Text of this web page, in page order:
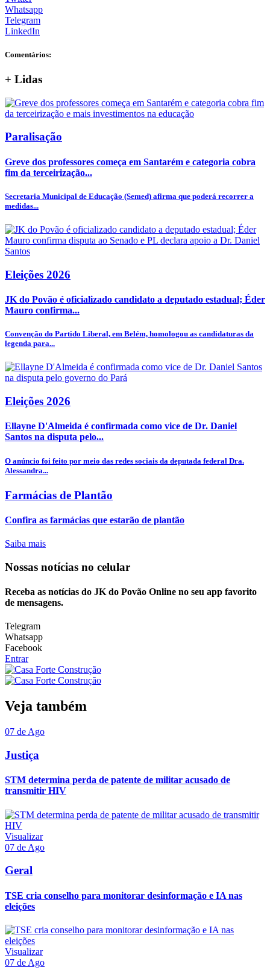
Whatsapp
Telegram
LinkedIn
Comentários:
+ Lidas
Paralisação
Greve dos professores começa em Santarém e categoria cobra
fim da terceirização...
Secretaria Municipal de Educação (Semed) afirma que poderá recorrer a
medidas...
Eleições 2026
JK do Povão é oficializado candidato a deputado estadual; Éder
Mauro confirma...
Convenção do Partido Liberal, em Belém, homologou as candidaturas da
legenda para...
Eleições 2026
Ellayne D'Almeida é confirmada como vice de Dr. Daniel
Santos na disputa pelo...
O anúncio foi feito por meio das redes sociais da deputada federal Dra.
Alessandra...
Farmácias de Plantão
Confira as farmácias que estarão de plantão
Saiba mais
Nossas notícias no celular
Receba as notícias do JK do Povão Online no seu app favorito
de mensagens.
Telegram
Whatsapp
Facebook
Entrar
Veja também
07 de Ago
Justiça
STM determina perda de patente de militar acusado de
transmitir HIV
Visualizar
07 de Ago
Geral
TSE cria conselho para monitorar desinformação e IA nas
eleições
Visualizar
07 de Ago